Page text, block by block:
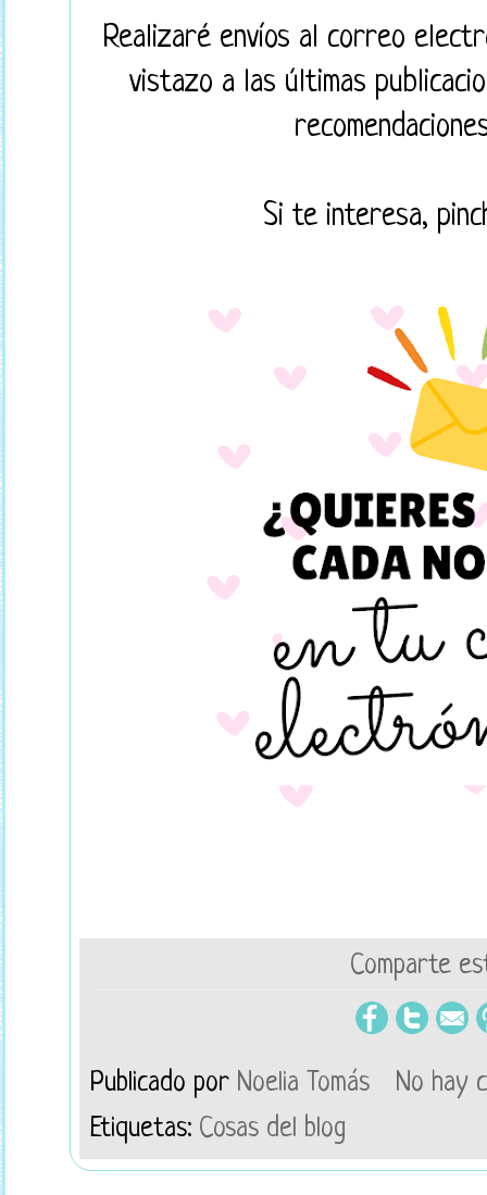
Realizaré envíos al correo
vistazo a las últimas
Si te interesa,
Comparte
Publicado por Noelia Tomás
No hay
Etiquetas: Cosas del blog